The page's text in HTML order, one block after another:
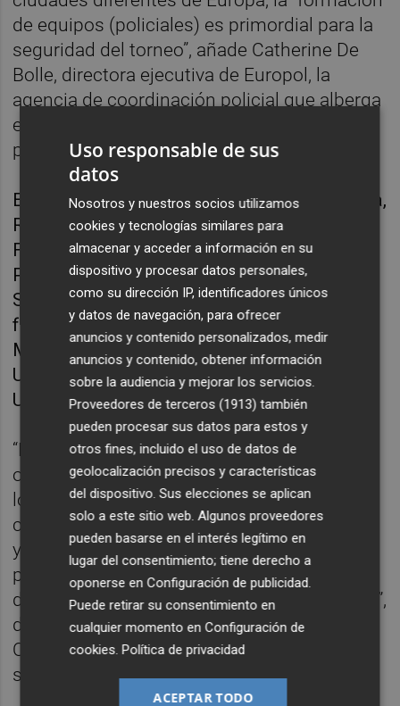
de equipos (policiales) es primordial para la
seguridad del torneo”, añade Catherine De
Bolle, directora ejecutiva de Europol, la
agencia de coordinación policial que alberga
este centro operativo temporal coordinado
por la Policía neerlandesa.
Están representados Austria, Bélgica, Croacia,
República Checa, Dinamarca, Finlandia,
Francia, Italia, Hungría, Alemania, Polonia,
Portugal, Rumanía, Eslovaquia, España,
Suecia y Países Bajos, además de, desde
fuera de la Unión Europea (UE), Azerbaiyán,
Macedonia del Norte, Rusia, Suiza, Turquía,
Ucrania y Reino Unido, junto a Interpol y la
UEFA.
“En esta coordinación policial hay dos áreas:
orden público o seguridad física, que es de
los centros nacionales de información y de
contacto del fútbol, que es la parte de UEFA,
y después, la reacción a amenazas
potenciales que puedan surgir en el marco
de este evento, y ahí es donde entra Europol”,
dice a Efe Julia Viedma, jefa del Centro de
Operaciones y Análisis de la agencia, con
sede en La Haya.
Uso responsable de sus
datos
Nosotros y nuestros socios utilizamos
cookies y tecnologías similares para
almacenar y acceder a información en su
dispositivo y procesar datos personales,
como su dirección IP, identificadores únicos
y datos de navegación, para ofrecer
anuncios y contenido personalizados, medir
anuncios y contenido, obtener información
sobre la audiencia y mejorar los servicios.
Proveedores de terceros (1913) también
pueden procesar sus datos para estos y
otros fines, incluido el uso de datos de
geolocalización precisos y características
del dispositivo. Sus elecciones se aplican
solo a este sitio web. Algunos proveedores
pueden basarse en el interés legítimo en
lugar del consentimiento; tiene derecho a
oponerse enConfiguración de publicidad
Puede retirar su consentimiento en
cualquier momento enConfiguración de
cookies .Política de privacidad
ACEPTAR TODO